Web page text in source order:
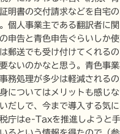
明書の交付請求などを自宅
個人事業主である翻訳者に
申告と青色申告ぐらいしか
郵送でも受け付けてくれる
ないのかなと思う。青色事
務処理が多少は軽減される
についてはメリットも感じ
だしで、今まで導入する気
庁はe-Taxを推進しようと